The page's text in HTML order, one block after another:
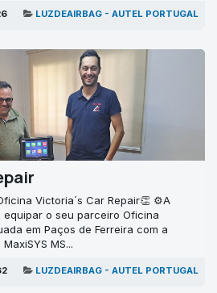
LUZDEAIRBAG - AUTEL PORTUGAL
Victoria´s Car Repair👏 ⚙A
equipar o seu parceiro Oficina
em Paços de Ferreira com a
MS...
LUZDEAIRBAG - AUTEL PORTUGAL